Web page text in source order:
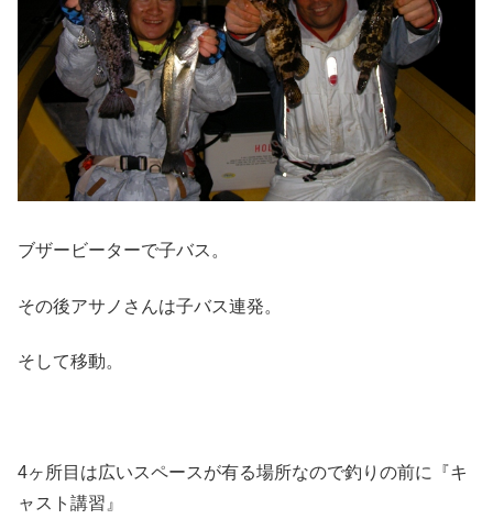
ブザービーターで子バス。
その後アサノさんは子バス連発。
そして移動。
4ヶ所目は広いスペースが有る場所なので釣りの前に『キ
ャスト講習』